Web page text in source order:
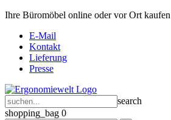
Ihre Büromöbel online oder vor Ort kaufen
E-Mail
Kontakt
Lieferung
Presse
search
shopping_bag 0